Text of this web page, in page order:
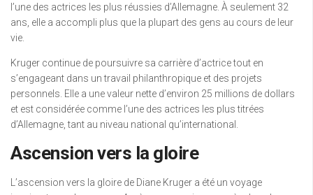
l’une des actrices les plus réussies d’Allemagne. À seulement 32
ans, elle a accompli plus que la plupart des gens au cours de leur
vie.
Kruger continue de poursuivre sa carrière d’actrice tout en
s’engageant dans un travail philanthropique et des projets
personnels. Elle a une valeur nette d’environ 25 millions de dollars
et est considérée comme l’une des actrices les plus titrées
d’Allemagne, tant au niveau national qu’international.
Ascension vers la gloire
L’ascension vers la gloire de Diane Kruger a été un voyage